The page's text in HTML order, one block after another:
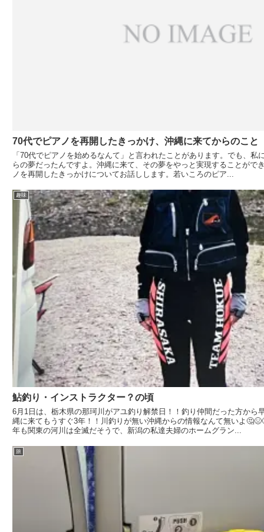
70代でピアノを再開したきっかけ、沖縄に来てからのこと
「70代でピアノを始めるなんて」と言われたことがあります。でも、私
らの夢だったんですよ。沖縄に来て、その夢をやっと実現することがで
ノを再開したきっかけについてお話しします。若いころのピア...
趣味
鮎釣り・インストラクター？の頃
6月1日は、栃木県の那珂川がアユ釣り解禁日！！釣り仲間だった方から
縄に来てもうすぐ3年！！川釣りが無い沖縄からの情報なんて無いよ
年も関東の河川は全滅だそうで、新潟の私達夫婦のホームグラン...
旅